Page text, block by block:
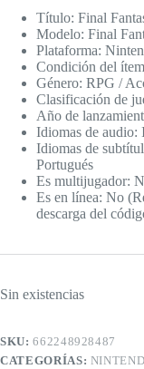
original
era:
$1,799.00.
actual
es:
$1,299.00.
Título: Final
Modelo: Final
Plataforma:
Condición del
Género: RPG /
Clasificación de
Año de
Idiomas de audio:
Idiomas de
Portugués
Es multijugador:
Es en línea: No
descarga del
Sin existencias
SKU:662248928487
CATEGORÍAS: